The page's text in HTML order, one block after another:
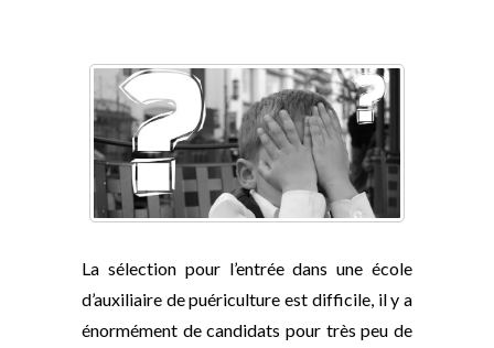
La sélection pour l’entrée dans une école
d’auxiliaire de puériculture est difficile, il y a
énormément de candidats pour très peu de